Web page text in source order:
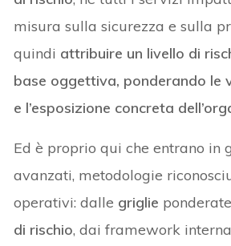
misura sulla sicurezza e sulla
quindi attribuire un livello di
base oggettiva, ponderando le
e l’esposizione concreta
Ed è proprio qui che entrano in
avanzati, metodologie
operativi: dalle griglie
di rischio, dai framework